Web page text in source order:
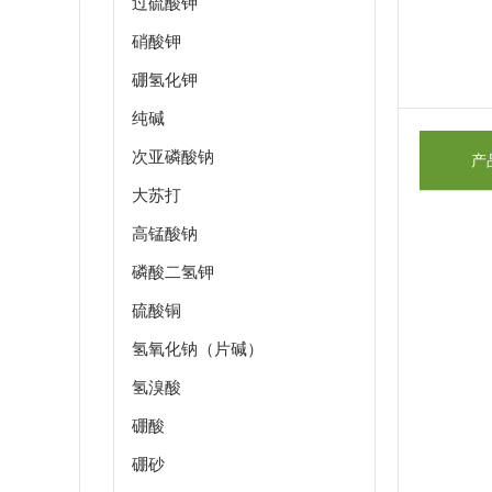
硝酸钾
硼氢化钾
纯碱
次亚磷酸钠
大苏打
高锰酸钠
磷酸二氢钾
硫酸铜
氢氧化钠（片碱）
氢溴酸
硼酸
硼砂
产